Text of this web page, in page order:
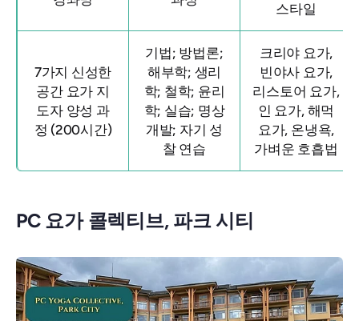
스타일
7가지 신성한
공간 요가 지
도자 양성 과
정 (200시간)
기법; 방법론;
해부학; 생리
학; 철학; 윤리
학; 실습; 명상
개발; 자기 성
찰 연습
크리야 요가,
빈야사 요가,
리스토어 요가,
인 요가, 해먹
요가, 온냉욕,
가벼운 호흡법
PC 요가 콜렉티브, 파크 시티